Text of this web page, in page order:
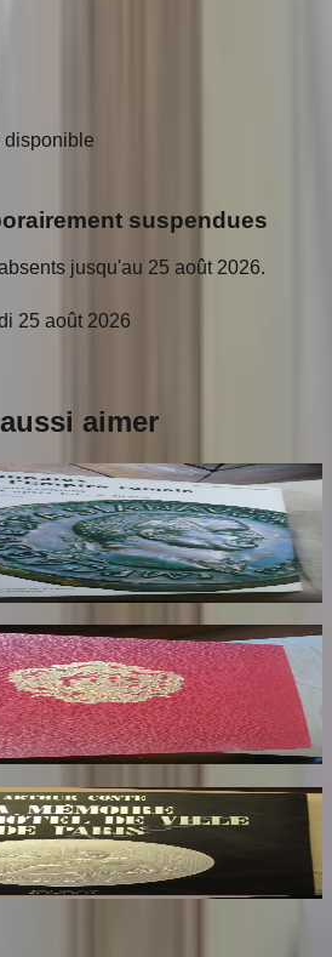
disponible
suspendues
jusqu'au 25 août 2026.
25 août 2026
aimer
de l'Empire Romain.
Giard
de Paris. Dédicaces au
de Ville de Paris